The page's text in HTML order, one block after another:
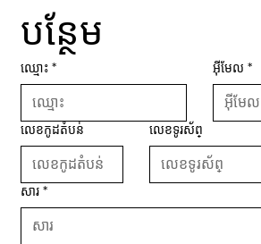
បន្ថែម
ឈ្មោះ * អ៊ីមែល *
លេខកូដតំបន់ លេខទូរស័ព្
សារ *